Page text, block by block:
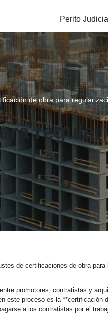
Perito
de obra para
de certificaciones de obra para
promotores, contratistas y
este proceso es la **certificación
a los contratistas por el